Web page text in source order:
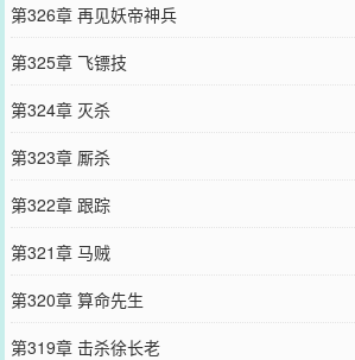
第326章 再见妖帝神兵
第325章 飞镖技
第324章 灭杀
第323章 厮杀
第322章 跟踪
第321章 马贼
第320章 算命先生
第319章 击杀徐长老